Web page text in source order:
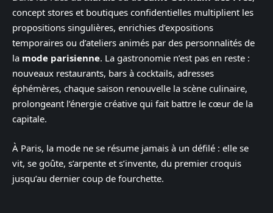
concept stores et boutiques confidentielles multiplient les
propositions singulières, enrichies d’expositions
temporaires ou d’ateliers animés par des personnalités de
la mode parisienne. La gastronomie n’est pas en reste :
nouveaux restaurants, bars à cocktails, adresses
éphémères, chaque saison renouvelle la scène culinaire,
prolongeant l’énergie créative qui fait battre le cœur de la
capitale.
À Paris, la mode ne se résume jamais à un défilé : elle se
vit, se goûte, s’arpente et s’invente, du premier croquis
jusqu’au dernier coup de fourchette.